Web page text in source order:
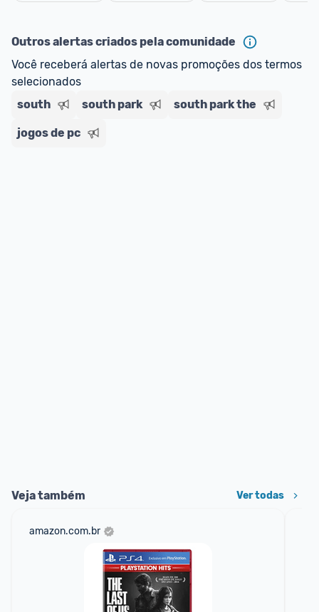
Outros alertas criados pela comunidade
Você receberá alertas de novas promoções dos termos
selecionados
south
south park south park the
jogos de pc
Veja também Ver todas
amazon.com.br